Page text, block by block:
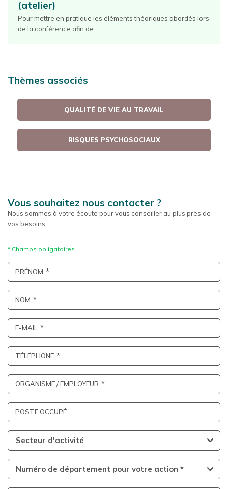
(atelier)
Pour mettre en pratique les éléments théoriques abordés lors
de la conférence afin de...
Thèmes associés
QUALITÉ DE VIE AU TRAVAIL
RISQUES PSYCHOSOCIAUX
Vous souhaitez nous contacter ?
Nous sommes à votre écoute pour vous conseiller au plus près de
vos besoins.
PRÉNOM
NOM
E-MAIL
TÉLÉPHONE
ORGANISME / EMPLOYEUR
POSTE OCCUPÉ
Secteur d'activité
Numéro de département pour votre action *